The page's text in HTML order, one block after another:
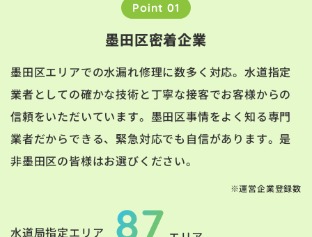
Point 01
墨田区密着企業
墨田区エリアでの水漏れ修理に数多く対応。水道指定
業者としての確かな技術と丁寧な接客でお客様からの
信頼をいただいています。墨田区事情をよく知る専門
業者だからできる、緊急対応でも自信があります。是
非墨田区の皆様はお選びください。
※運営企業登録数
水道局指定エリア 87